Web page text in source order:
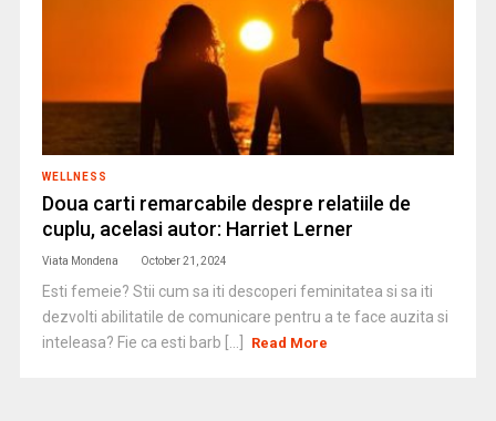
WELLNESS
Doua carti remarcabile despre relatiile de
cuplu, acelasi autor: Harriet Lerner
Viata Mondena October 21, 2024
Esti femeie? Stii cum sa iti descoperi feminitatea si sa iti
dezvolti abilitatile de comunicare pentru a te face auzita si
inteleasa? Fie ca esti barb [...]
Read More